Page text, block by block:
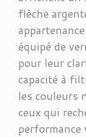
flèche
équipé de
pour leur
capacité à
les couleurs
ceux qui
performance